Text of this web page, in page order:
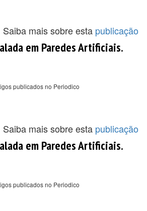
Saiba mais sobre esta publicação
em Paredes Artificiais.
publicados no Periodico
Saiba mais sobre esta publicação
em Paredes Artificiais.
publicados no Periodico